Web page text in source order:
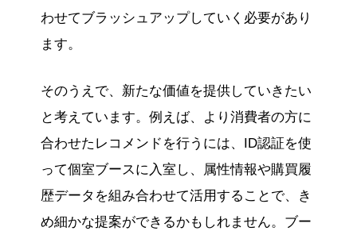
わせてブラッシュアップしていく必要があり
ます。
そのうえで、新たな価値を提供していきたい
と考えています。例えば、より消費者の方に
合わせたレコメンドを行うには、ID認証を使
って個室ブースに入室し、属性情報や購買履
歴データを組み合わせて活用することで、き
め細かな提案ができるかもしれません。ブー